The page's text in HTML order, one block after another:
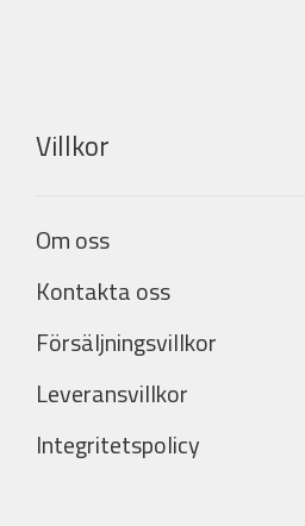
Villkor
Om oss
Kontakta oss
Försäljningsvillkor
Leveransvillkor
Integritetspolicy